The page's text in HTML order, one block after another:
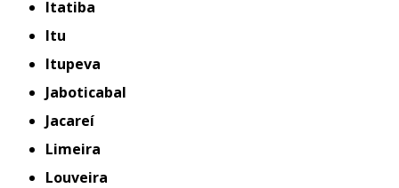
Itatiba
Itu
Itupeva
Jaboticabal
Jacareí
Limeira
Louveira